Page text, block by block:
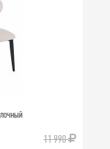
11 990